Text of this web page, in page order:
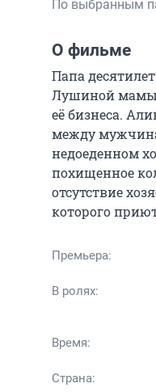
По выбранным
О фильме
Папа
Лушиной мамы
её бизнеса.
между
недоеденном
похищенное
отсутствие
которого
Премьера:
В ролях:
Время:
Страна: